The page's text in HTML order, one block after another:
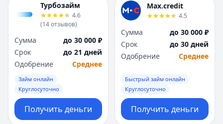
Турбозайм
4.6
(14отзывов)
Сумма
до 30 000 ₽
Срок
до 21 дней
Одобрение
Среднее
Займ онлайн
Круглосуточно
Получить деньги
Max.credit
4.5
Сумма
до 30 000 ₽
Срок
до 30 дней
Одобрение
Среднее
Быстрый займ онлайн
Круглосуточно
Получить деньги